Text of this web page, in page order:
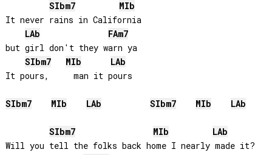
SIbm7
MIb
It never rains in California
LAb
FAm7
but girl don't they warn ya
SIbm7 MIb
LAb
It pours,     man it pours
SIbm7 MIb LAb SIbm7 MIb LAb
SIbm7 MIb
LAb
Will you tell the folks back home I nearly made it?